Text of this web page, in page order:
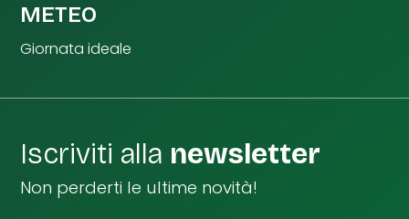
METEO
Giornata ideale
Iscriviti alla newsletter
Non perderti le ultime novità!